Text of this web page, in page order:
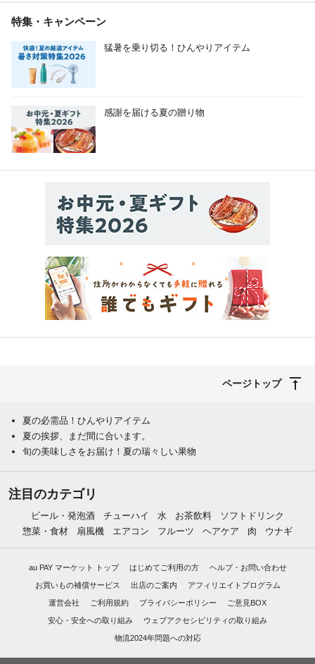
特集・キャンペーン
猛暑を乗り切る！ひんやりアイテム
感謝を届ける夏の贈り物
ページトップ
夏の必需品！ひんやりアイテム
夏の挨拶、まだ間に合います。
旬の美味しさをお届け！夏の瑞々しい果物
注目のカテゴリ
ビール・発泡酒 チューハイ 水 お茶飲料
ソフトドリンク
惣菜・食材
扇風機 エアコン フルーツ ヘアケア 肉 ウナギ
au PAY マーケット トップ はじめてご利用の方 ヘルプ・お問い合わせ
お買いもの補償サービス 出店のご案内 アフィリエイトプログラム
運営会社 ご利用規約 プライバシーポリシー ご意見BOX
安心・安全への取り組み ウェブアクセシビリティの取り組み
物流2024年問題への対応